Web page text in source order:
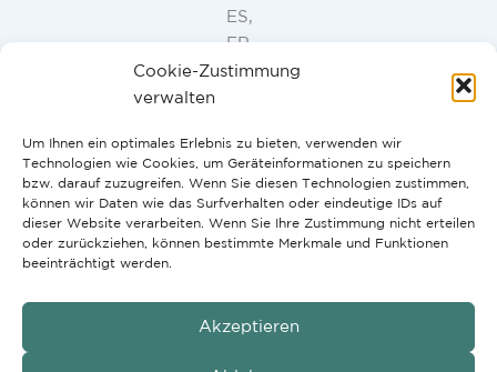
Cookie-Zustimmung
verwalten
Um Ihnen ein optimales Erlebnis zu bieten, verwenden wir
Technologien wie Cookies, um Geräteinformationen zu speichern
bzw. darauf zuzugreifen. Wenn Sie diesen Technologien zustimmen,
können wir Daten wie das Surfverhalten oder eindeutige IDs auf
dieser Website verarbeiten. Wenn Sie Ihre Zustimmung nicht erteilen
oder zurückziehen, können bestimmte Merkmale und Funktionen
beeinträchtigt werden.
Akzeptieren
ES,
FR,
IT,
91
946
44
10